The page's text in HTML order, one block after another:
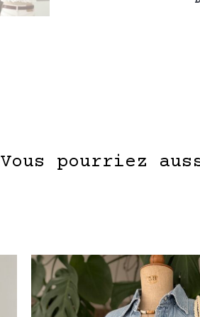
Vous pourriez
produit